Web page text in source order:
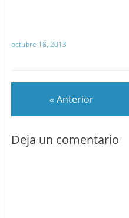
octubre 18, 2013
« Anterior
Deja un comentario